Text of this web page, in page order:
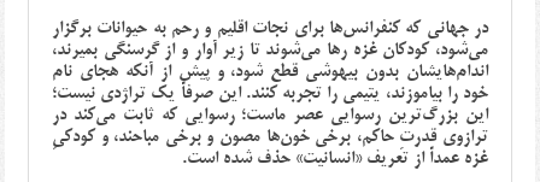
در جهانی که کنفرانس‌ها برای نجات اقلیم و رحم به حیوانات برگزار
می‌شود، کودکان غزه رها می‌شوند تا زیر آوار و از گرسنگی بمیرند،
اندام‌هایشان بدون بیهوشی قطع شود، و پیش از آنکه هجای نام
خود را بیاموزند، یتیمی را تجربه کنند. این صرفاً یک تراژدی نیست؛
این بزرگ‌ترین رسوایی عصر ماست؛ رسوایی که ثابت می‌کند در
ترازوی قدرتِ حاکم، برخی خون‌ها مصون و برخی مباحند، و کودکیِ
غزه عمداً از تعریف «انسانیت» حذف شده است.